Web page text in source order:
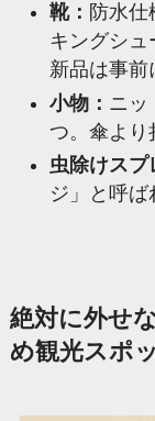
靴： 防水
キングシュ
新品は事前
小物： ニッ
つ。傘より
虫除けスプ
ジ」と呼
絶対に外せ
め観光スポ